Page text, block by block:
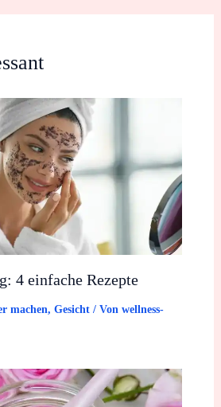
4 einfache Rezepte
machen, Gesicht/ Von wellness-